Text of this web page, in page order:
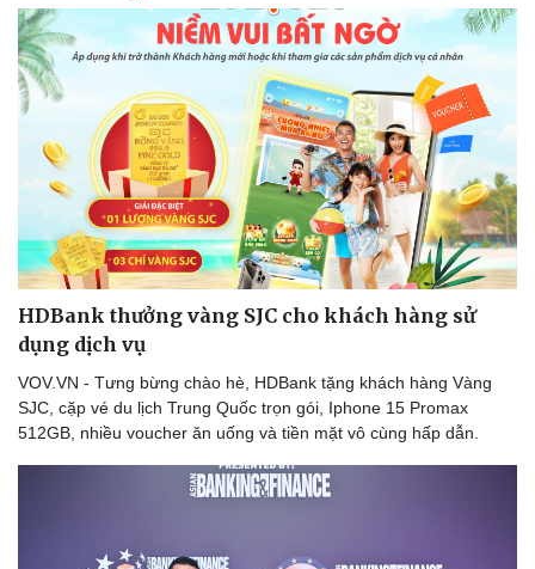
HDBank thưởng vàng SJC cho khách hàng sử
dụng dịch vụ
VOV.VN - Tưng bừng chào hè, HDBank tặng khách hàng Vàng
SJC, cặp vé du lịch Trung Quốc trọn gói, Iphone 15 Promax
512GB, nhiều voucher ăn uống và tiền mặt vô cùng hấp dẫn.